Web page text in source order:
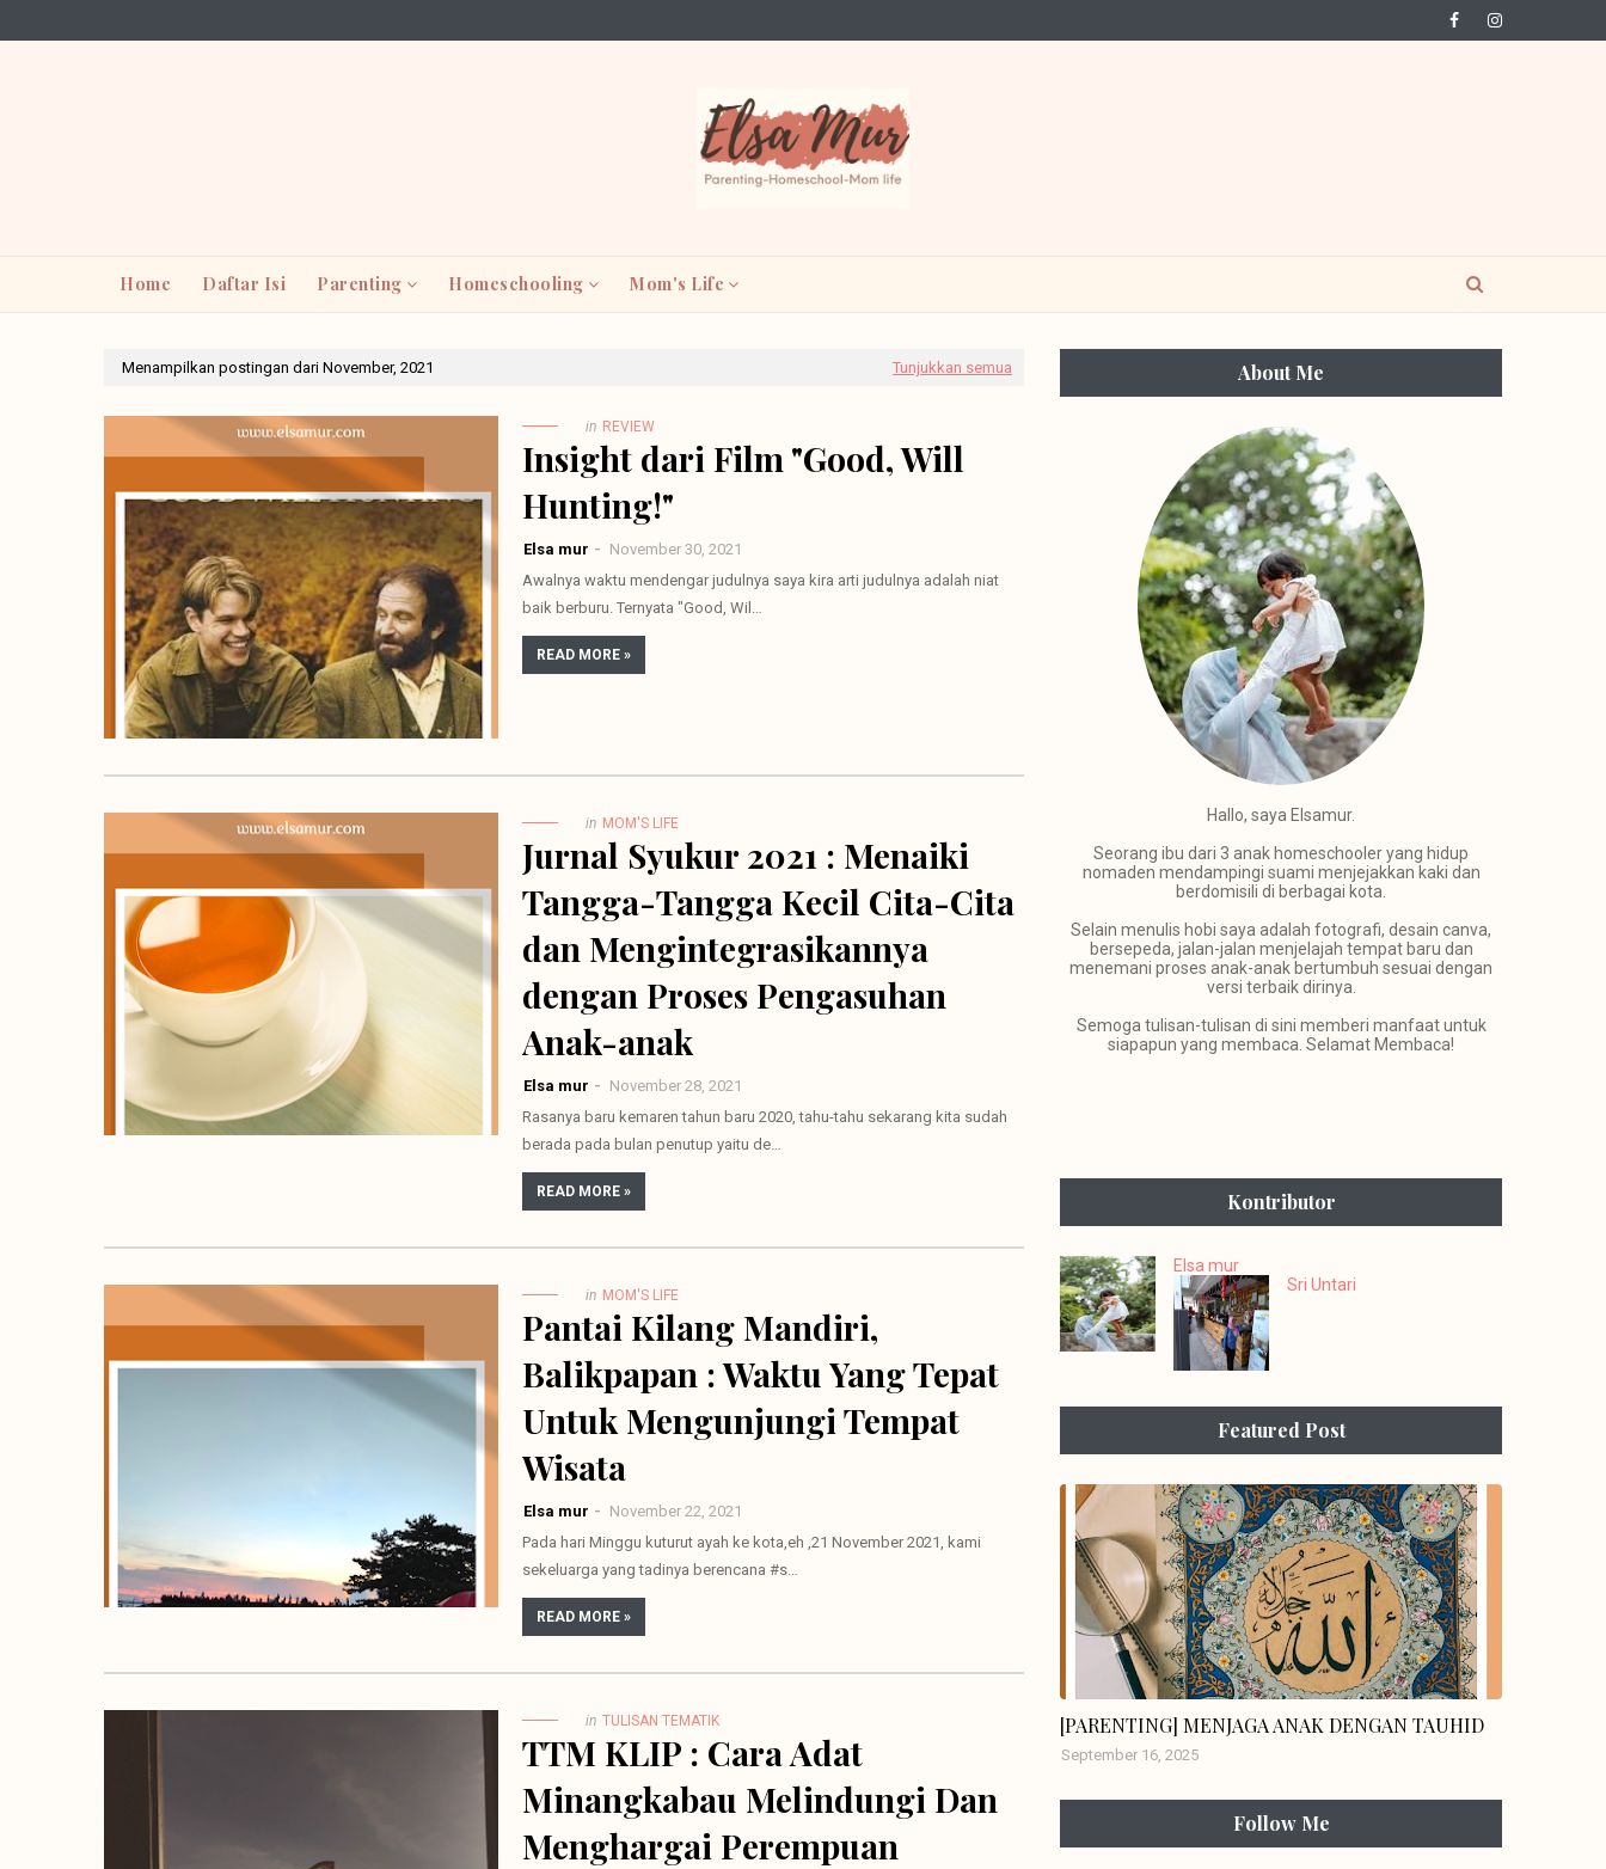
Home Daftar Isi Parenting Homeschooling Mom's Life
Menampilkan postingan dari November, 2021 Tunjukkan semua
in REVIEW
Insight dari Film "Good, Will
Hunting!"
Elsa mur
November 30, 2021
Awalnya waktu mendengar judulnya saya kira arti judulnya adalah niat
baik berburu. Ternyata "Good, Wil…
READ MORE »
in MOM'S LIFE
Jurnal Syukur 2021 : Menaiki
Tangga-Tangga Kecil Cita-Cita
dan Mengintegrasikannya
dengan Proses Pengasuhan
Anak-anak
Elsa mur
November 28, 2021
Rasanya baru kemaren tahun baru 2020, tahu-tahu sekarang kita sudah
berada pada bulan penutup yaitu de…
READ MORE »
in MOM'S LIFE
Pantai Kilang Mandiri,
Balikpapan : Waktu Yang Tepat
Untuk Mengunjungi Tempat
Wisata
Elsa mur
November 22, 2021
Pada hari Minggu kuturut ayah ke kota,eh ,21 November 2021, kami
sekeluarga yang tadinya berencana #s…
READ MORE »
in TULISAN TEMATIK
TTM KLIP : Cara Adat
Minangkabau Melindungi Dan
Menghargai Perempuan
About Me
Hallo, saya Elsamur.
Seorang ibu dari 3 anak homeschooler yang hidup
nomaden mendampingi suami menjejakkan kaki dan
berdomisili di berbagai kota.
Selain menulis hobi saya adalah fotografi, desain canva,
bersepeda, jalan-jalan menjelajah tempat baru dan
menemani proses anak-anak bertumbuh sesuai dengan
versi terbaik dirinya.
Semoga tulisan-tulisan di sini memberi manfaat untuk
siapapun yang membaca. Selamat Membaca!
Kontributor
Elsa mur
Sri Untari
Featured Post
[PARENTING] MENJAGA ANAK DENGAN TAUHID
September 16, 2025
Follow Me